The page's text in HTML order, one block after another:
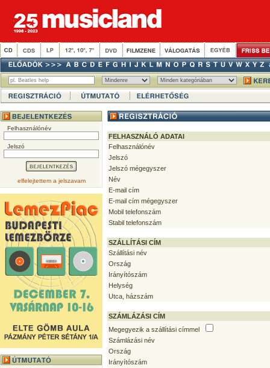
Felhasználónév
Jelszó
elfelejtettem a jelszavam
FELHASZNÁLÓ ADATAI
Felhasználónév
Jelszó
Jelszó mégegyszer
Név
E-mail cím
E-mail cím mégegyszer
Mobil telefonszám
Stabil telefonszám
SZÁLLÍTÁSI CÍM
Szállítási név
Ország
Irányítószám
Helység
Utca, házszám
SZÁMLÁZÁSI CÍM
Megegyezik a szállítási címmel
Számlázási név
Ország
Irányítószám